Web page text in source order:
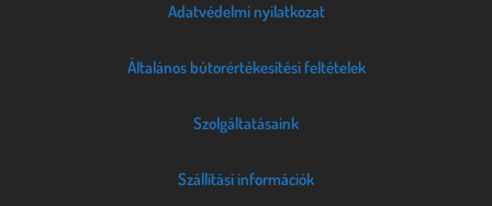
Adatvédelmi nyilatkozat
Általános bútorértékesítési feltételek
Szolgáltatásaink
Szállítási információk